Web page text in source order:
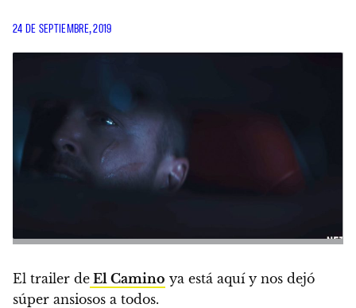
24 DE SEPTIEMBRE, 2019
El trailer de El Camino ya está aquí y nos dejó
súper ansiosos a todos.